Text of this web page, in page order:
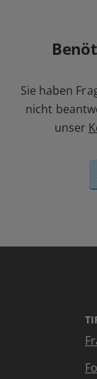
Sie haben
nicht
unser